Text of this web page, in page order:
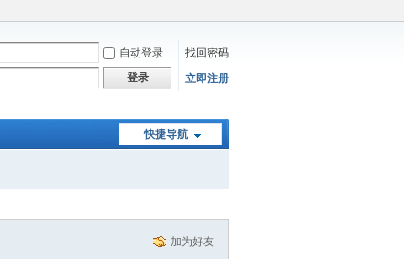
自动登录
找回密码
登录 立即注册
快捷导航
加为好友